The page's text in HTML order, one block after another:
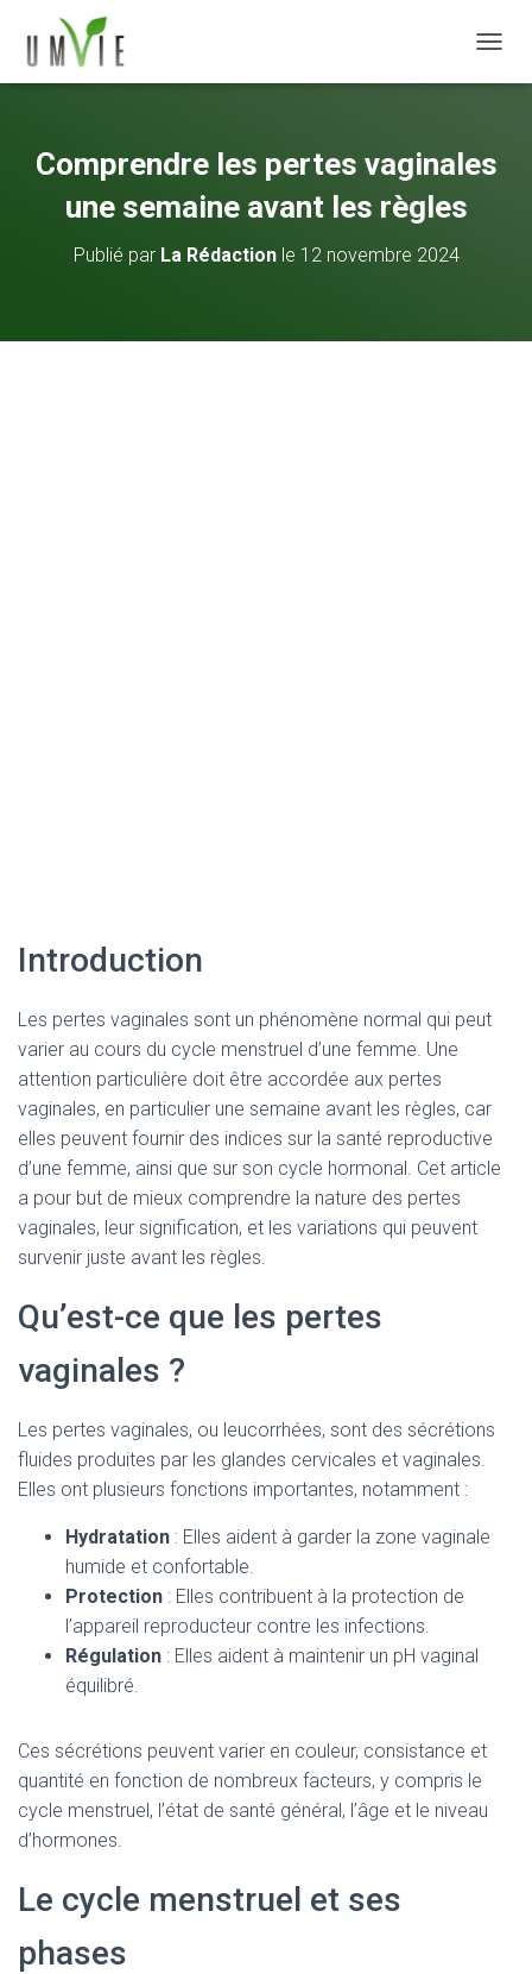
Comprendre les pertes vaginales
une semaine avant les règles
Publié par La Rédactionle 12 novembre 2024
Introduction
Les pertes vaginales sont un phénomène normal qui peut
varier au cours du cycle menstruel d’une femme. Une
attention particulière doit être accordée aux pertes
vaginales, en particulier une semaine avant les règles, car
elles peuvent fournir des indices sur la santé reproductive
d’une femme, ainsi que sur son cycle hormonal. Cet article
a pour but de mieux comprendre la nature des pertes
vaginales, leur signification, et les variations qui peuvent
survenir juste avant les règles.
Qu’est-ce que les pertes
vaginales ?
Les pertes vaginales, ou leucorrhées, sont des sécrétions
fluides produites par les glandes cervicales et vaginales.
Elles ont plusieurs fonctions importantes, notamment :
Hydratation : Elles aident à garder la zone vaginale
humide et confortable.
Protection : Elles contribuent à la protection de
l’appareil reproducteur contre les infections.
Régulation : Elles aident à maintenir un pH vaginal
équilibré.
Ces sécrétions peuvent varier en couleur, consistance et
quantité en fonction de nombreux facteurs, y compris le
cycle menstruel, l’état de santé général, l’âge et le niveau
d’hormones.
Le cycle menstruel et ses
phases